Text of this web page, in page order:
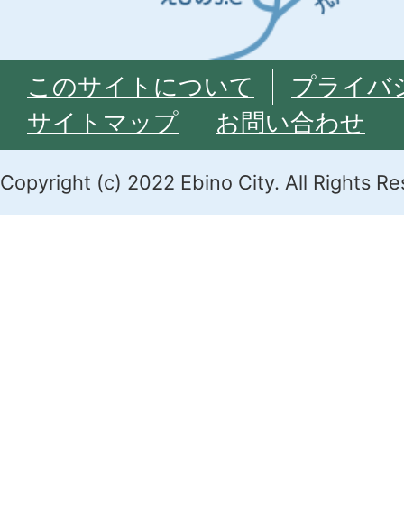
このサイトについて
プライバ
サイトマップ
お問い合わせ
Copyright (c) 2022 Ebino City. All Rights